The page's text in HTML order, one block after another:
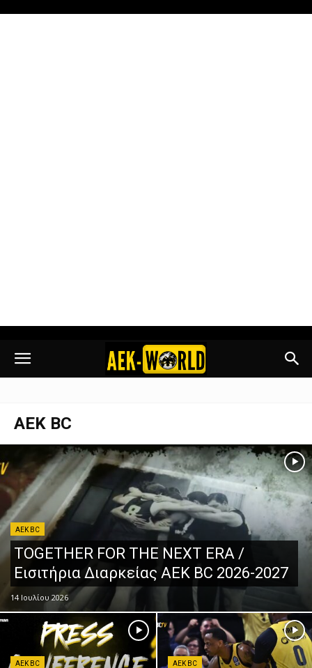
AEK BC
AEK BC
TOGETHER FOR THE NEXT ERA /
Εισιτήρια Διαρκείας AEK BC 2026-2027
14 Ιουλίου 2026
AEK BC AEK BC